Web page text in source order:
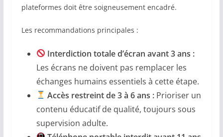
plateformes doit être soigneusement encadré.
Les recommandations principales :
Interdiction totale d’écran avant 3 ans :
Les écrans ne doivent pas remplacer les
échanges humains essentiels à cette étape.
Accès restreint de 3 à 6 ans :Prioriser un
contenu éducatif de qualité, toujours sous
supervision adulte.